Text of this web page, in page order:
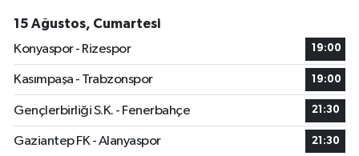
15 Ağustos, Cumartesi
Konyaspor - Rizespor
19:00
Kasımpaşa - Trabzonspor 19:00
Gençlerbirliği S.K. - Fenerbahçe 21:30
Gaziantep FK - Alanyaspor 21:30